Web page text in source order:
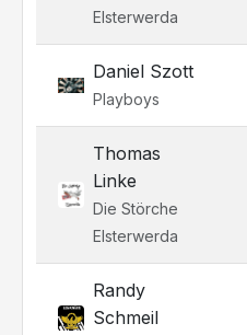
Elsterwerda
Daniel Szott
Playboys
Thomas
Linke
Die Störche
Elsterwerda
Randy
Schmeil